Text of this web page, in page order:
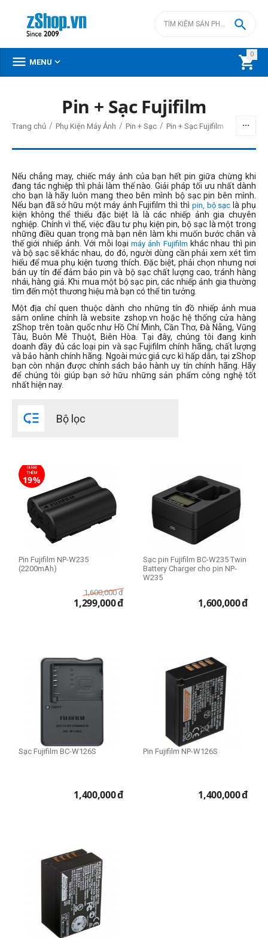
0


 MENU 
1400000đ 2690000 đ
THIẾT LẬP LẠI
Pin + Sạc Fujifilm
Trang chủ / Phụ Kiện Máy Ảnh / Pin + Sạc / Pin + Sạc Fujifilm
Nếu chẳng may, chiếc máy ảnh của bạn hết pin giữa chừng khi
đang tác nghiệp thì phải làm thế nào. Giải pháp tối ưu nhất dành
cho bạn là hãy luôn mang theo bên mình bộ sạc pin bên mình.
Nếu bạn đã sở hữu một máy ảnh Fujifilm thì thì pin, bộ sạc là phụ
kiện không thể thiếu đặc biệt là là các nhiếp ảnh gia chuyên
nghiệp. Chính vì thế, việc đầu tư phụ kiện pin, bộ sạc là một trong
những điều quan trọng mà bạn nên làm khi muốn bước chân và
thế giới nhiếp ảnh. Với mỗi loạimáy ảnh Fujifilm khác nhau thì pin
và bộ sạc sẽ khác nhau, do đó, người dùng cần phải xem xét tìm
hiểu để mua phụ kiện tương thích. Đặc biệt, phải chọn nhưng nơi
bán uy tín để đảm bảo pin và bộ sạc chất lượng cao, tránh hàng
nhái, hàng giả. Khi mua một bộ sạc pin, các nhiếp ảnh gia thường
tìm đến một thương hiệu mà bạn có thể tin tưởng.
Một địa chỉ quen thuộc dành cho những tín đồ nhiếp ảnh mua
sắm online chính là website zshop.vn hoặc hệ thống cửa hàng
zShop trên toàn quốc như Hồ Chí Minh, Cần Thơ, Đà Nẵng, Vũng
Tàu, Buôn Mê Thuột, Biên Hòa. Tại đây, chúng tôi đang kinh
doanh đầy đủ các loạipin và sạc Fujifilm chính hãng, chất lượng
và bảo hành chính hãng.
Ngoài mức giá cực kì hấp dẫn, tại zShop
bạn còn nhận được chính sách bảo hành uy tín chính hãng. Hãy
để chúng tôi giúp bạn sở hữu những sản phẩm công nghệ tốt
nhất hiện nay.
 Bộ lọc
GIẢM
THÊM
19%
Pin Fujifilm NP-W235
(2200mAh)
1,600,000 đ
1,299,000đ
Sạc pin Fujifilm BC-W235 Twin
Battery Charger cho pin NP-
W235
1,600,000đ
Sạc Fujifilm BC-W126S
1,400,000đ
Pin Fujifilm NP-W126S
1,400,000đ